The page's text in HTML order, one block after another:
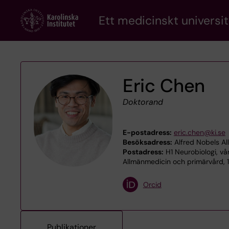
content
Ett medicinskt
Eric Chen
Doktorand
E-postadress: eric.chen@ki.se
Besöksadress: Alfred Nobels
Postadress: H1 Neurobiologi,
Allmänmedicin och primärvård,
Orcid